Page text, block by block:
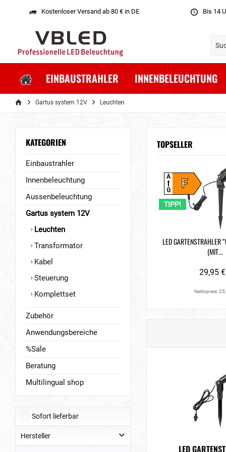
Kostenloser Versand ab 80 € in DE Bis 14
EINBAUSTRAHLER INNENBELEUCHTUNG
Gartus system 12V Leuchten
KATEGORIEN
Einbaustrahler
Innenbeleuchtung
Aussenbeleuchtung
Gartus system 12V
Leuchten
Transformator
Kabel
Steuerung
Komplettset
Zubehör
Anwendungsbereiche
%Sale
Beratung
Multilingual shop
Sofort lieferbar
Hersteller
TOPSELLER
F
A
G
TIPP!
LED GARTENSTRAHLER
(MIT...
29,95
Nettopreis:
LED